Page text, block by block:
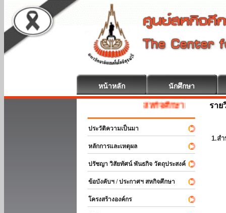
หน้าหลัก นักศึกษา
สหกิจศึกษา ยินดีต้อนรับ
ประวัติความเป็นมา
หลักการและเหตุผล
ปรัชญา วิสัยทัศน์ พันธกิจ วัตถุประสงค์
ข้อบังคับฯ / ประกาศฯ สหกิจศึกษา
โครงสร้างองค์กร
ราย
1.ส